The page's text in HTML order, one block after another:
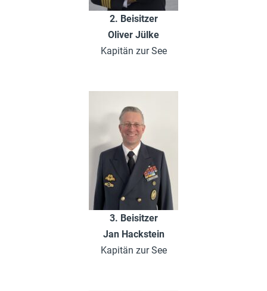
2. Beisitzer
Oliver Jülke
Kapitän zur See
3. Beisitzer
Jan Hackstein
Kapitän zur See